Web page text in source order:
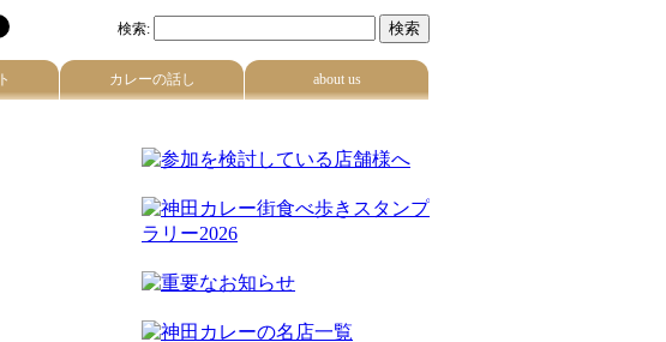
検索:
カレーの話し about us